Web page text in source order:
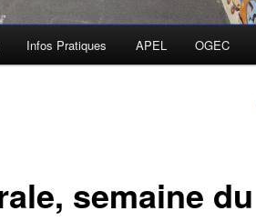
Infos Pratiques APEL OGEC
semaine du